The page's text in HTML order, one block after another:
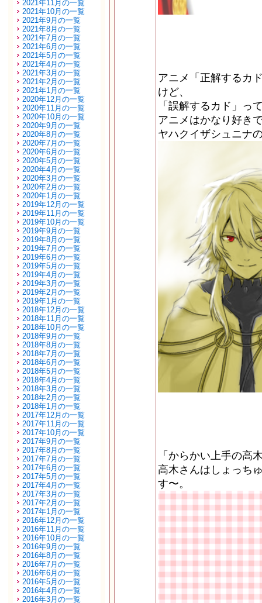
2021年11月の一覧
2021年10月の一覧
2021年9月の一覧
2021年8月の一覧
2021年7月の一覧
2021年6月の一覧
2021年5月の一覧
2021年4月の一覧
2021年3月の一覧
2021年2月の一覧
2021年1月の一覧
2020年12月の一覧
2020年11月の一覧
2020年10月の一覧
2020年9月の一覧
2020年8月の一覧
2020年7月の一覧
2020年6月の一覧
2020年5月の一覧
2020年4月の一覧
2020年3月の一覧
2020年2月の一覧
2020年1月の一覧
2019年12月の一覧
2019年11月の一覧
2019年10月の一覧
2019年9月の一覧
2019年8月の一覧
2019年7月の一覧
2019年6月の一覧
2019年5月の一覧
2019年4月の一覧
2019年3月の一覧
2019年2月の一覧
2019年1月の一覧
2018年12月の一覧
2018年11月の一覧
2018年10月の一覧
2018年9月の一覧
2018年8月の一覧
2018年7月の一覧
2018年6月の一覧
2018年5月の一覧
2018年4月の一覧
2018年3月の一覧
2018年2月の一覧
2018年1月の一覧
2017年12月の一覧
2017年11月の一覧
2017年10月の一覧
2017年9月の一覧
2017年8月の一覧
2017年7月の一覧
2017年6月の一覧
2017年5月の一覧
2017年4月の一覧
2017年3月の一覧
2017年2月の一覧
2017年1月の一覧
2016年12月の一覧
2016年11月の一覧
2016年10月の一覧
2016年9月の一覧
2016年8月の一覧
2016年7月の一覧
2016年6月の一覧
2016年5月の一覧
2016年4月の一覧
2016年3月の一覧
アニメ「正解するカ
けど、
「誤解するカド」っ
アニメはかなり好き
ヤハクイザシュニナ
「からかい上手の高
高木さんはしょっち
す〜。